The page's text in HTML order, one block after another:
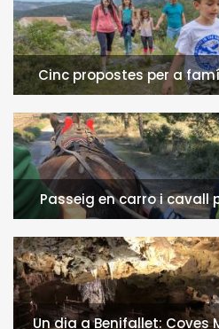
Cinc propostes per a
l'Infant i la
Passeig en carro i cavall
Un dia a Benifallet: Coves